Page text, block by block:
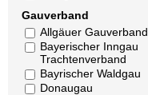
Gauverband
Allgäuer Gauverband
Bayerischer Inngau
Trachtenverband
Bayrischer Waldgau
Donaugau